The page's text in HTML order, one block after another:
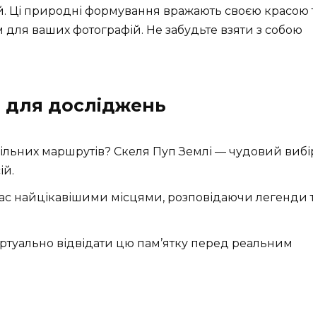
Ці природні формування вражають своєю красою
ваших фотографій. Не забудьте взяти з собою
для досліджень
маршрутів? Скеля Пуп Землі — чудовий
найцікавішими місцями, розповідаючи легенди
відвідати цю пам’ятку перед реальним